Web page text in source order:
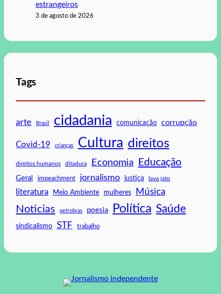
estrangeiros
3 de agosto de 2026
Tags
arte Brasil cidadania comunicação corrupção
Covid-19 crianças Cultura direitos
direitos humanos ditadura Economia Educação
Geral impeachment jornalismo justiça lava jato
literatura Meio Ambiente mulheres Música
Noticias petrobras poesia Política Saúde
sindicalismo STF trabalho